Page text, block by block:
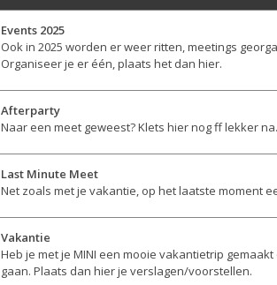
Events 2025
Ook in 2025 worden er weer ritten, meetings
Organiseer je er één, plaats het dan hier.
Afterparty
Naar een meet geweest? Klets hier nog ff lekker na.
Last Minute Meet
Net zoals met je vakantie, op het laatste moment
Vakantie
Heb je met je MINI een mooie vakantietrip
gaan. Plaats dan hier je verslagen/voorstellen.